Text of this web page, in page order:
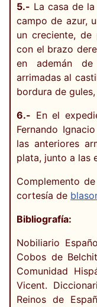
5.- La casa de
campo de azur,
un creciente, de
con el brazo
en ademán
arrimadas al
bordura de
6.- En el
Fernando
las anteriores
plata, junto a las
Complemento
cortesía de
Bibliografía:
Nobiliario
Cobos de
Comunidad
Vicent.
Reinos de